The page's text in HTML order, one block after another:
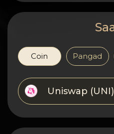
FAQ
Maine
Saidi kaart
Coin Pangad
Uniswap (UNI)